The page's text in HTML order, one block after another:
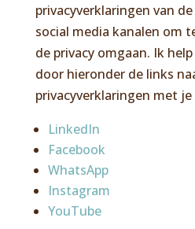
privacyverklaringen van
social media kanalen om
de privacy omgaan. Ik
door hieronder de links
privacyverklaringen met
LinkedIn
Facebook
WhatsApp
Instagram
YouTube